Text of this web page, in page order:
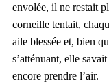
envolée, il ne restait
corneille tentait,
aile blessée et, bien
s’atténuant, elle
encore prendre l’air.